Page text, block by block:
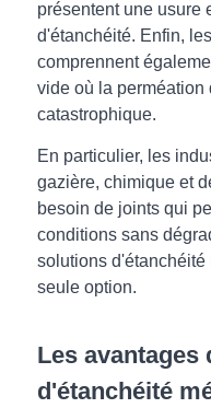
présentent une usure
d'étanchéité. Enfin,
comprennent
vide où la perméation
catastrophique.
En particulier, les
gazière, chimique et
besoin de joints qui
conditions sans
solutions
seule option.
Les avantages
d'étanchéité